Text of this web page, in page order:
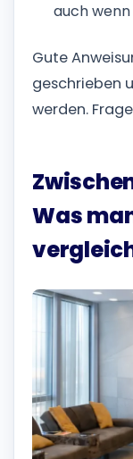
auch wenn
Gute
geschrieben
werden.
Was